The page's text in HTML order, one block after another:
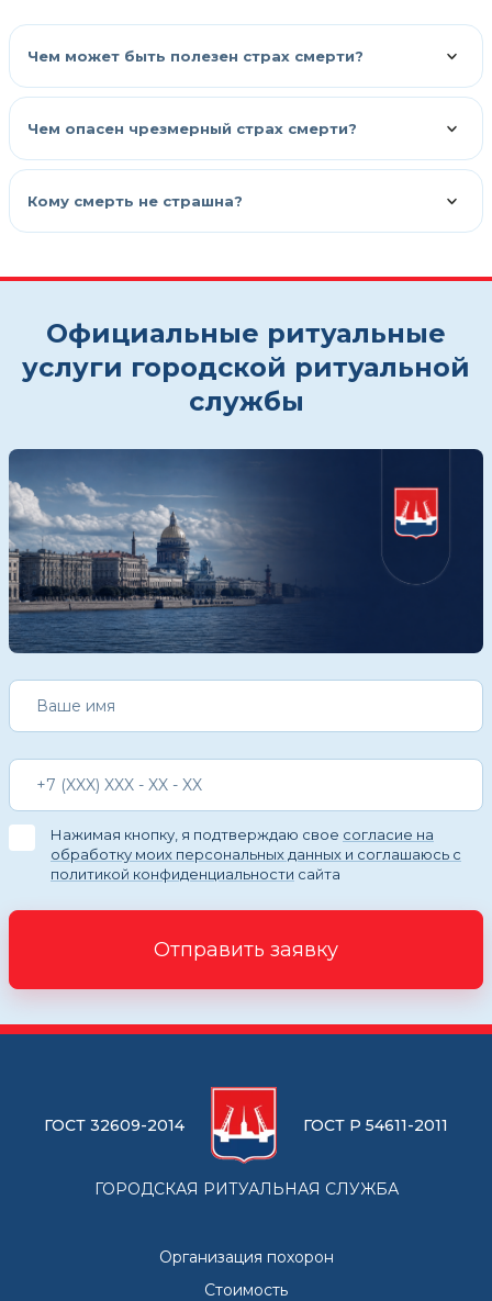
Чем может быть полезен страх смерти?
Чем опасен чрезмерный страх смерти?
Кому смерть не страшна?
Официальные ритуальные
услуги городской ритуальной
службы
Нажимая кнопку, я подтверждаю свое согласие на
обработку моих персональных данных и соглашаюсь с
политикой конфиденциальности сайта
Отправить заявку
ГОСТ 32609-2014 ГОСТ Р 54611-2011
ГОРОДСКАЯ РИТУАЛЬНАЯ СЛУЖБА
Организация похорон
Стоимость